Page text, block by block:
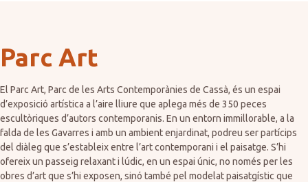
Parc Art
El Parc Art, Parc de les Arts Contemporànies de Cassà, és un espai
d’exposició artística a l’aire lliure que aplega més de 350 peces
escultòriques d’autors contemporanis. En un entorn immillorable, a la
falda de les Gavarres i amb un ambient enjardinat, podreu ser partícips
del diàleg que s’estableix entre l’art contemporani i el paisatge. S’hi
ofereix un passeig relaxant i lúdic, en un espai únic, no només per les
obres d’art que s’hi exposen, sinó també pel modelat paisatgístic que